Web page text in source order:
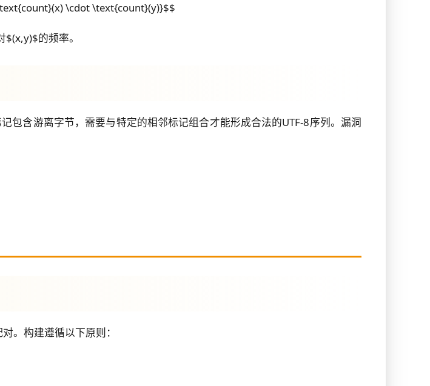
\cdot \text{count}(y)}$$
的频率。
包含游离字节，需要与特定的相邻标记组合才能形成合法的UTF-8序列。漏洞
。构建遵循以下原则：